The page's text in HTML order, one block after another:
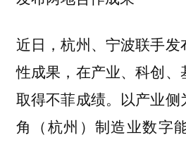
近日，杭州、宁波联手
性成果，在产业、科创
取得不菲成绩。以产业
角（杭州）制造业数字